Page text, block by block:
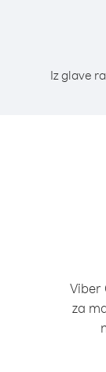
Iz glave
Viber
za